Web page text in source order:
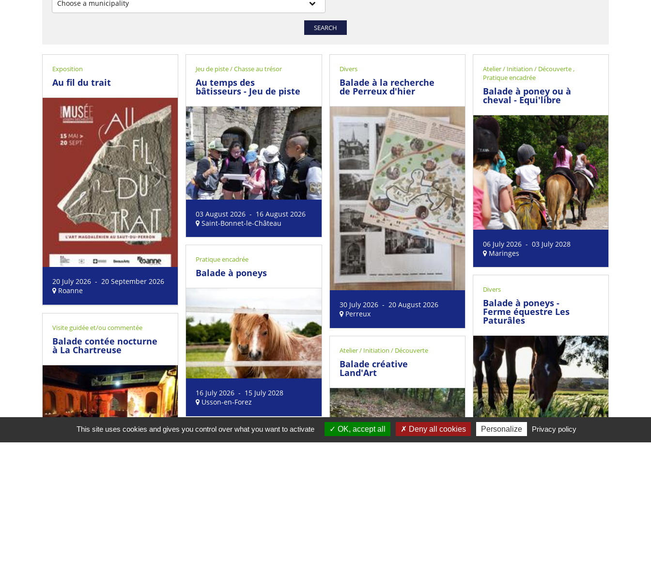
Choose a municipality
SEARCH
Exposition
Au fil du trait
20 July 2026 - 20 September 2026
Roanne
Jeu de piste / Chasse au trésor
Au temps des
bâtisseurs - Jeu de piste
03 August 2026 - 16 August 2026
Saint-Bonnet-le-Château
Divers
Balade à la recherche
de Perreux d'hier
30 July 2026 - 20 August 2026
Perreux
Atelier / Initiation / Découverte,
Pratique encadrée
Balade à poney ou à
cheval - Equi'libre
06 July 2026 - 03 July 2028
Maringes
Pratique encadrée
Balade à poneys
16 July 2026 - 15 July 2028
Usson-en-Forez
Divers
Balade à poneys -
Ferme équestre Les
Paturâles
07 July 2026 - 06 July 2028
Visite guidée et/ou commentée
Balade contée nocturne
à La Chartreuse Atelier / Initiation / Découverte
Balade créative
Land'Art
This site uses cookies and gives you control over what you want to activate OK, accept all Deny all cookies Personalize Privacy policy